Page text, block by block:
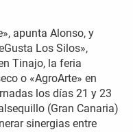
apunta Alonso, y
Los Silos»,
Tinajo, la feria
o «AgroArte» en
los días 21 y 23
(Gran Canaria)
sinergias entre